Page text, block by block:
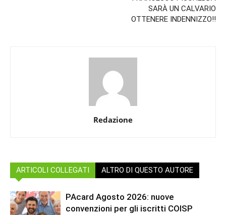
SARÀ UN CALVARIO
OTTENERE INDENNIZZO!!
Redazione
ARTICOLI COLLEGATI ALTRO DI QUESTO AUTORE
PAcard Agosto 2026: nuove
convenzioni per gli iscritti COISP